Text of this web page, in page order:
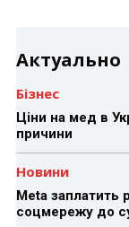
Актуально
Бізнес
Ціни на мед в
причини
Новини
Meta заплатить
соцмережу до